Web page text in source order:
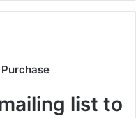
list to